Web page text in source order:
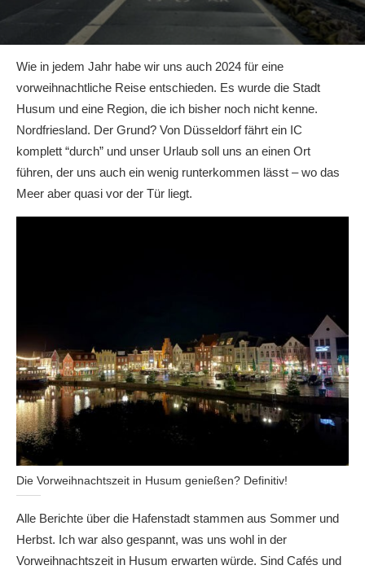
Wie in jedem Jahr habe wir uns auch 2024 für eine
vorweihnachtliche Reise entschieden. Es wurde die Stadt
Husum und eine Region, die ich bisher noch nicht kenne.
Nordfriesland. Der Grund? Von Düsseldorf fährt ein IC
komplett “durch” und unser Urlaub soll uns an einen Ort
führen, der uns auch ein wenig runterkommen lässt – wo das
Meer aber quasi vor der Tür liegt.
Die Vorweihnachtszeit in Husum genießen? Definitiv!
Alle Berichte über die Hafenstadt stammen aus Sommer und
Herbst. Ich war also gespannt, was uns wohl in der
Vorweihnachtszeit in Husum erwarten würde. Sind Cafés und